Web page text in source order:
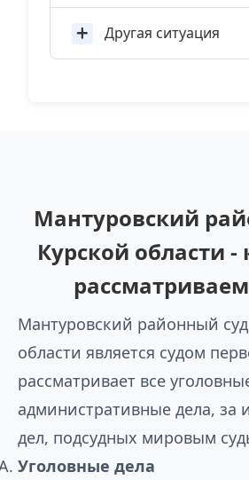
Другая ситуация
Мантуровский
Курской области -
Мантуровский районный
области является судом
рассматривает все
административные дела, за
дел, подсудных мировым
Уголовные дела